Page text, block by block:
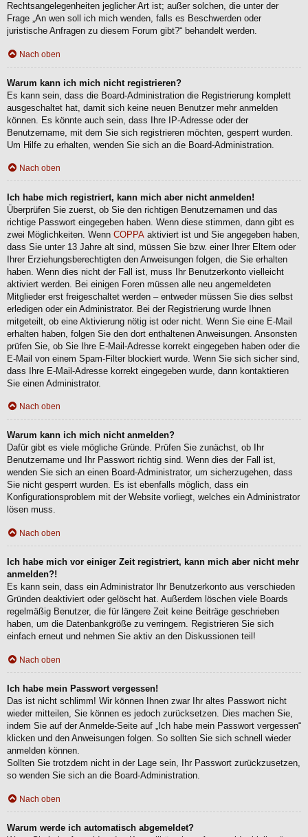
Rechtsangelegenheiten jeglicher Art ist; außer solchen, die unter der
Frage „An wen soll ich mich wenden, falls es Beschwerden oder
juristische Anfragen zu diesem Forum gibt?“ behandelt werden.
Nach oben
Warum kann ich mich nicht registrieren?
Es kann sein, dass die Board-Administration die Registrierung komplett
ausgeschaltet hat, damit sich keine neuen Benutzer mehr anmelden
können. Es könnte auch sein, dass Ihre IP-Adresse oder der
Benutzername, mit dem Sie sich registrieren möchten, gesperrt wurden.
Um Hilfe zu erhalten, wenden Sie sich an die Board-Administration.
Nach oben
Ich habe mich registriert, kann mich aber nicht anmelden!
Überprüfen Sie zuerst, ob Sie den richtigen Benutzernamen und das
richtige Passwort eingegeben haben. Wenn diese stimmen, dann gibt es
zwei Möglichkeiten. Wenn COPPA aktiviert ist und Sie angegeben haben,
dass Sie unter 13 Jahre alt sind, müssen Sie bzw. einer Ihrer Eltern oder
Ihrer Erziehungsberechtigten den Anweisungen folgen, die Sie erhalten
haben. Wenn dies nicht der Fall ist, muss Ihr Benutzerkonto vielleicht
aktiviert werden. Bei einigen Foren müssen alle neu angemeldeten
Mitglieder erst freigeschaltet werden – entweder müssen Sie dies selbst
erledigen oder ein Administrator. Bei der Registrierung wurde Ihnen
mitgeteilt, ob eine Aktivierung nötig ist oder nicht. Wenn Sie eine E-Mail
erhalten haben, folgen Sie den dort enthaltenen Anweisungen. Ansonsten
prüfen Sie, ob Sie Ihre E-Mail-Adresse korrekt eingegeben haben oder die
E-Mail von einem Spam-Filter blockiert wurde. Wenn Sie sich sicher sind,
dass Ihre E-Mail-Adresse korrekt eingegeben wurde, dann kontaktieren
Sie einen Administrator.
Nach oben
Warum kann ich mich nicht anmelden?
Dafür gibt es viele mögliche Gründe. Prüfen Sie zunächst, ob Ihr
Benutzername und Ihr Passwort richtig sind. Wenn dies der Fall ist,
wenden Sie sich an einen Board-Administrator, um sicherzugehen, dass
Sie nicht gesperrt wurden. Es ist ebenfalls möglich, dass ein
Konfigurationsproblem mit der Website vorliegt, welches ein Administrator
lösen muss.
Nach oben
Ich habe mich vor einiger Zeit registriert, kann mich aber nicht mehr
anmelden?!
Es kann sein, dass ein Administrator Ihr Benutzerkonto aus verschieden
Gründen deaktiviert oder gelöscht hat. Außerdem löschen viele Boards
regelmäßig Benutzer, die für längere Zeit keine Beiträge geschrieben
haben, um die Datenbankgröße zu verringern. Registrieren Sie sich
einfach erneut und nehmen Sie aktiv an den Diskussionen teil!
Nach oben
Ich habe mein Passwort vergessen!
Das ist nicht schlimm! Wir können Ihnen zwar Ihr altes Passwort nicht
wieder mitteilen, Sie können es jedoch zurücksetzen. Dies machen Sie,
indem Sie auf der Anmelde-Seite auf „Ich habe mein Passwort vergessen“
klicken und den Anweisungen folgen. So sollten Sie sich schnell wieder
anmelden können.
Sollten Sie trotzdem nicht in der Lage sein, Ihr Passwort zurückzusetzen,
so wenden Sie sich an die Board-Administration.
Nach oben
Warum werde ich automatisch abgemeldet?